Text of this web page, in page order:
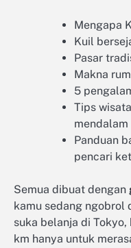
Mengapa
Kuil
Pasar
Makna
5
Tips
mendalam
Panduan
pencari
Semua dibuat dengan
kamu sedang ngobrol
suka belanja di
km hanya untuk